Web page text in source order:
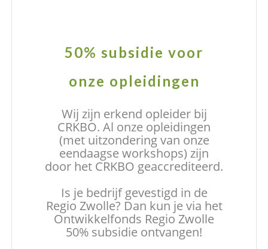
50% subsidie voor
onze opleidingen
Wij zijn erkend opleider bij
CRKBO. Al onze opleidingen
(met uitzondering van onze
eendaagse workshops) zijn
door het CRKBO geaccrediteerd.
Is je bedrijf gevestigd in de
Regio Zwolle? Dan kun je via het
Ontwikkelfonds Regio Zwolle
50% subsidie ontvangen!